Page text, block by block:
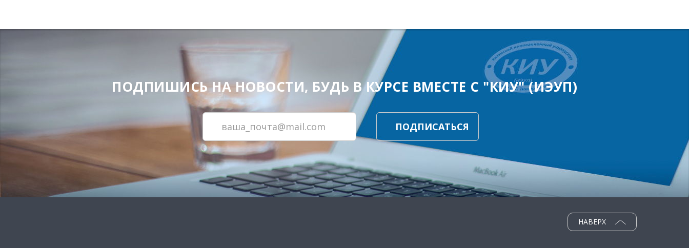
ПОДПИШИСЬ НА НОВОСТИ, БУДЬ В КУРСЕ ВМЕСТЕ С "КИУ" (ИЭУП)
ПОДПИСАТЬСЯ
НАВЕРХ